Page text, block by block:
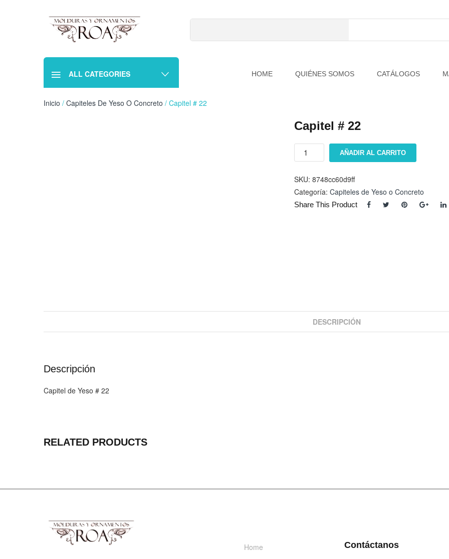
ALL CATEGORIES HOME QUIÉNES SOMOS CATÁLOGOS
Inicio / Capiteles De Yeso O Concreto / Capitel # 22
Capitel # 22
Capitel
cantidad
AÑADIR AL CARRITO
SKU: 8748cc60d9ff
Categoría: Capiteles de Yeso o Concreto
Share This Product
DESCRIPCIÓN
Descripción
Capitel de Yeso # 22
RELATED PRODUCTS
Home
Contáctanos